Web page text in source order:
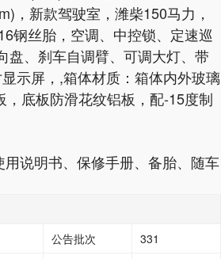
，新款驾驶室，潍柴150马力，
钢丝胎，空调、中控锁、定速巡
盘、刹车自调臂、可调大灯、带
示屏，,箱体材质：箱体内外玻璃
底板防滑花纹铝板，配-15度制
说明书、保修手册、备胎、随车
公告批次 331